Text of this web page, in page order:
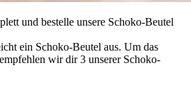
und bestelle unsere Schoko-Beutel
ein Schoko-Beutel aus. Um das
wir dir 3 unserer Schoko-